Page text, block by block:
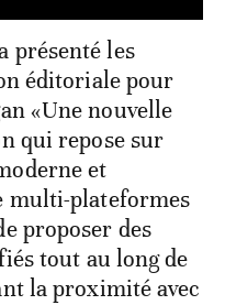
présenté les
éditoriale pour
«Une nouvelle
qui repose sur
et
multi-plateformes
proposer des
tout au long de
la proximité avec